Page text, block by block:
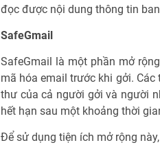
đọc được nội dung thông tin
SafeGmail
SafeGmail là một phần mở
mã hóa email trước khi gởi.
thư của cả người gởi và người
hết hạn sau một khoảng thời
Để sử dụng tiện ích mở rộng